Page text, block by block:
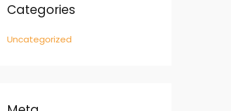
Categories
Uncategorized